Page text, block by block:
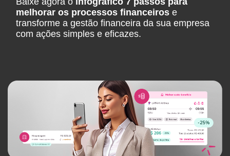
melhorar os processos financeiros e
transforme a gestão financeira da sua empresa
com ações simples e eficazes.